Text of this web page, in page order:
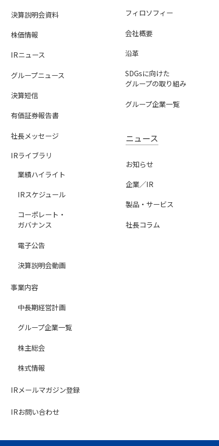
フィロソフィー
会社概要
沿革
SDGsに向けた
グループの取り組み
グループ企業一覧
決算説明会資料
株価情報
IRニュース
グループニュース
決算短信
有価証券報告書
社長メッセージ
IRライブラリ
業績ハイライト
IRスケジュール
コーポレート・
ガバナンス
電子公告
決算説明会動画
事業内容
中長期経営計画
グループ企業一覧
株主総会
株式情報
IRメールマガジン登録
IRお問い合わせ
ニュース
お知らせ
企業／IR
製品・サービス
社長コラム